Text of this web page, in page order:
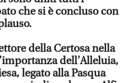
che si è concluso con
della Certosa nella
dell’Alleluia,
legato alla Pasqua